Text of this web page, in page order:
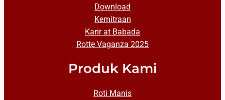
Download
Kemitraan
Karir at Babada
Rotte Vaganza 2025
Produk Kami
Roti Manis